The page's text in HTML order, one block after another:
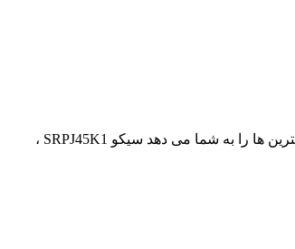
ساعت مردانه سیکو 5 Seiko - مدل SRPJ45K1 با بند استیل 316 و موومنت ژاپن. این ساعت با گارانتی ۲۴ ماه ارائه می شود، که اطمینان از کیفیت و عملکرد بهترین ها را به شما می دهد سیکو SRPJ45K1 ،